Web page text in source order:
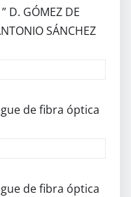
D. GÓMEZ DE
SÁNCHEZ
de fibra óptica
de fibra óptica